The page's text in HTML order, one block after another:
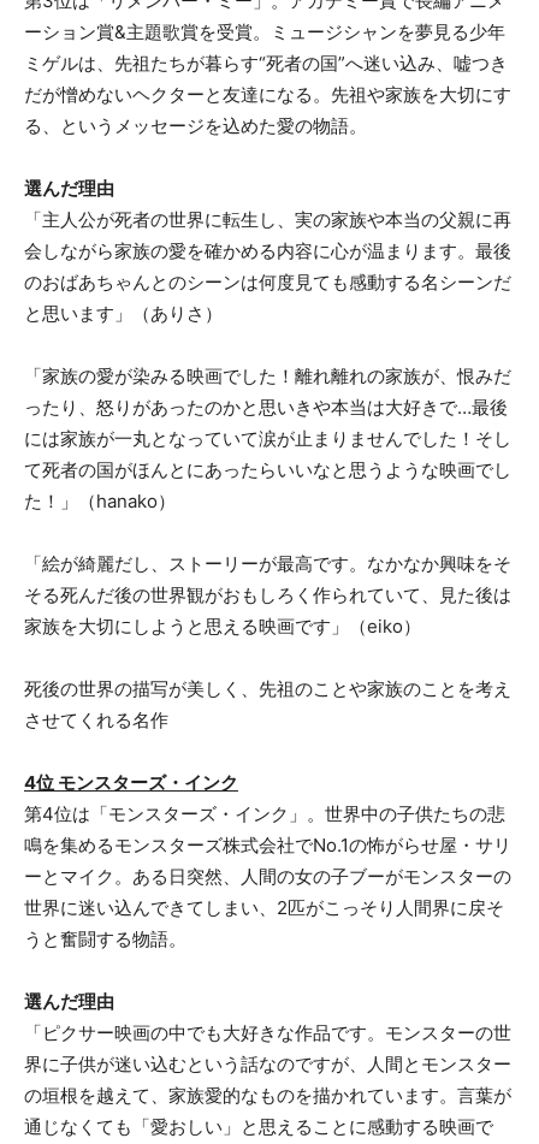
ーション賞&主題歌賞を受賞。ミュージシャンを夢見る少年
ミゲルは、先祖たちが暮らす“死者の国”へ迷い込み、嘘つき
だが憎めないヘクターと友達になる。先祖や家族を大切にす
る、というメッセージを込めた愛の物語。
選んだ理由
「主人公が死者の世界に転生し、実の家族や本当の父親に再
会しながら家族の愛を確かめる内容に心が温まります。最後
のおばあちゃんとのシーンは何度見ても感動する名シーンだ
と思います」（ありさ）
「家族の愛が染みる映画でした！離れ離れの家族が、恨みだ
ったり、怒りがあったのかと思いきや本当は大好きで…最後
には家族が一丸となっていて涙が止まりませんでした！そし
て死者の国がほんとにあったらいいなと思うような映画でし
た！」（hanako）
「絵が綺麗だし、ストーリーが最高です。なかなか興味をそ
そる死んだ後の世界観がおもしろく作られていて、見た後は
家族を大切にしようと思える映画です」（eiko）
死後の世界の描写が美しく、先祖のことや家族のことを考え
させてくれる名作
4位 モンスターズ・インク
第4位は「モンスターズ・インク」。世界中の子供たちの悲
鳴を集めるモンスターズ株式会社でNo.1の怖がらせ屋・サリ
ーとマイク。ある日突然、人間の女の子ブーがモンスターの
世界に迷い込んできてしまい、2匹がこっそり人間界に戻そ
うと奮闘する物語。
選んだ理由
「ピクサー映画の中でも大好きな作品です。モンスターの世
界に子供が迷い込むという話なのですが、人間とモンスター
の垣根を越えて、家族愛的なものを描かれています。言葉が
通じなくても「愛おしい」と思えることに感動する映画で